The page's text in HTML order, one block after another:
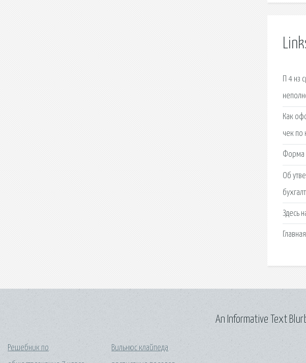
П 4
Как
чек по
Форма
Об
Здесь
Решебник по
Вильнюс клайпеда
An Informative Text